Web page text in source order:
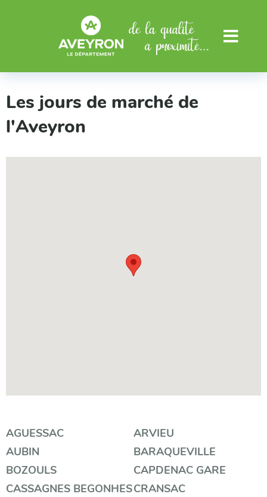
Menu
Les jours de marché de
l'Aveyron
Filtrer
par
catégorie
AGUESSAC
ARVIEU
AUBIN
BARAQUEVILLE
BOZOULS
CAPDENAC GARE
CASSAGNES BEGONHESCRANSAC